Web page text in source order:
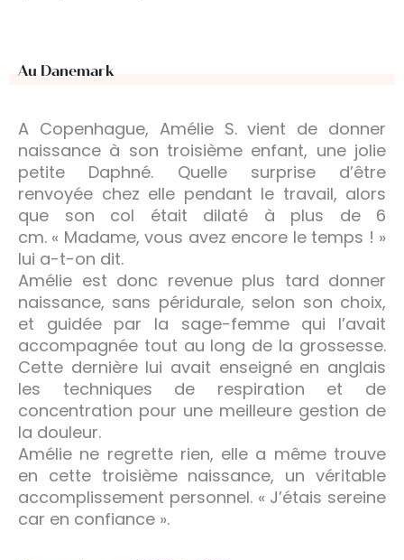
Au Danemark
A Copenhague, Amélie S. vient de donner
naissance à son troisième enfant, une jolie
petite Daphné. Quelle surprise d’être
renvoyée chez elle pendant le travail, alors
que son col était dilaté à plus de 6
cm. « Madame, vous avez encore le temps ! »
lui a-t-on dit.
Amélie est donc revenue plus tard donner
naissance, sans péridurale, selon son choix,
et guidée par la sage-femme qui l’avait
accompagnée tout au long de la grossesse.
Cette dernière lui avait enseigné en anglais
les techniques de respiration et de
concentration pour une meilleure gestion de
la douleur.
Amélie ne regrette rien, elle a même trouve
en cette troisième naissance, un véritable
accomplissement personnel. « J’étais sereine
car en confiance ».